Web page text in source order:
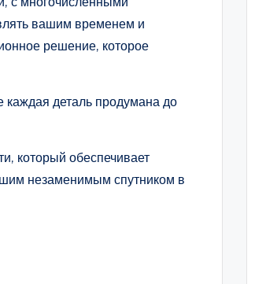
вашим временем и
решение, которое
каждая деталь продумана до
который обеспечивает
незаменимым спутником в